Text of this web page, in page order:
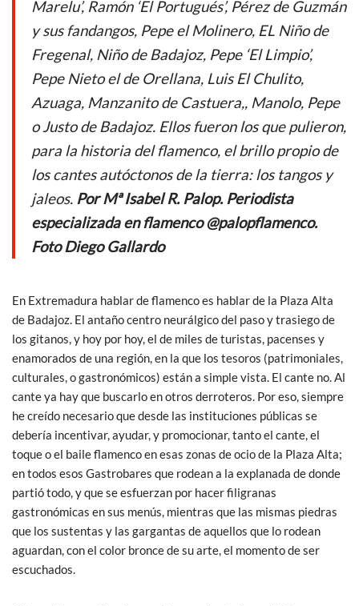
Marelu’, Ramón ‘El Portugués’, Pérez de Guzmán
y sus fandangos, Pepe el Molinero, EL Niño de
Fregenal, Niño de Badajoz, Pepe ‘El Limpio’,
Pepe Nieto el de Orellana, Luis El Chulito,
Azuaga, Manzanito de Castuera,, Manolo, Pepe
o Justo de Badajoz. Ellos fueron los que pulieron,
para la historia del flamenco, el brillo propio de
los cantes autóctonos de la tierra: los tangos y
jaleos. Por Mª Isabel R. Palop. Periodista
especializada en flamenco @palopflamenco.
Foto Diego Gallardo
En Extremadura hablar de flamenco es hablar de la Plaza Alta
de Badajoz. El antaño centro neurálgico del paso y trasiego de
los gitanos, y hoy por hoy, el de miles de turistas, pacenses y
enamorados de una región, en la que los tesoros (patrimoniales,
culturales, o gastronómicos) están a simple vista. El cante no. Al
cante ya hay que buscarlo en otros derroteros. Por eso, siempre
he creído necesario que desde las instituciones públicas se
debería incentivar, ayudar, y promocionar, tanto el cante, el
toque o el baile flamenco en esas zonas de ocio de la Plaza Alta;
en todos esos Gastrobares que rodean a la explanada de donde
partió todo, y que se esfuerzan por hacer filigranas
gastronómicas en sus menús, mientras que las mismas piedras
que los sustentas y las gargantas de aquellos que lo rodean
aguardan, con el color bronce de su arte, el momento de ser
escuchados.